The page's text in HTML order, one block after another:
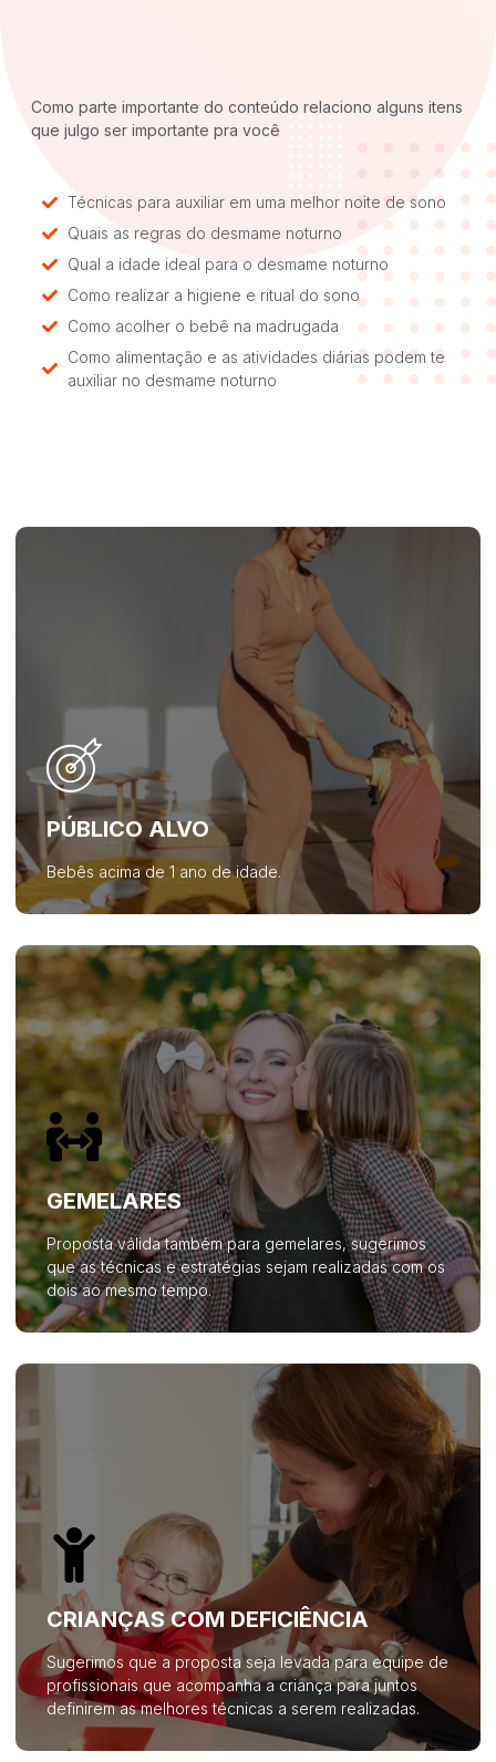
Como parte importante do conteúdo relaciono alguns itens
que julgo ser importante pra você
Técnicas para auxiliar em uma melhor noite de sono
Quais as regras do desmame noturno
Qual a idade ideal para o desmame noturno
Como realizar a higiene e ritual do sono
Como acolher o bebê na madrugada
Como alimentação e as atividades diárias podem te
auxiliar no desmame noturno
PÚBLICO ALVO
Bebês acima de 1 ano de idade.
GEMELARES
Proposta válida também para gemelares, sugerimos
que as técnicas e estratégias sejam realizadas com os
dois ao mesmo tempo.
CRIANÇAS COM DEFICIÊNCIA
Sugerimos que a proposta seja levada para equipe de
profissionais que acompanha a criança para juntos
definirem as melhores técnicas a serem realizadas.